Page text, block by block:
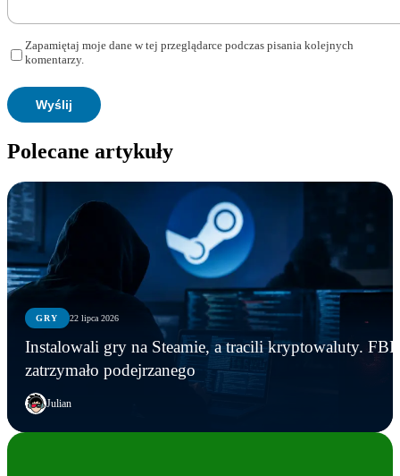
Zapamiętaj moje dane w tej przeglądarce podczas pisania kolejnych
komentarzy.
Polecane artykuły
GRY 22 lipca 2026
Instalowali gry na Steamie, a tracili kryptowaluty. FBI
zatrzymało podejrzanego
Julian